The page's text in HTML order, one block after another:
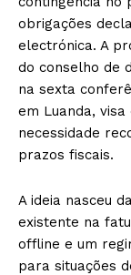
obrigações
electrónica. A
do conselho de
na sexta
em Luanda,
necessidade
prazos fiscais.
A ideia nasceu
existente na
offline e um
para situações